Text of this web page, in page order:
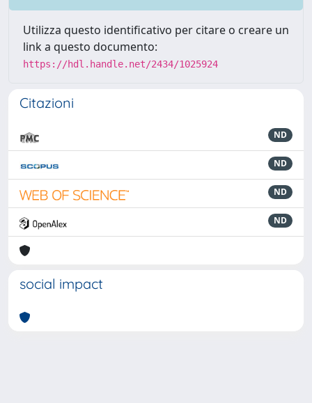
Utilizza questo identificativo per citare o creare un
link a questo documento:
https://hdl.handle.net/2434/1025924
Citazioni
ND
ND
ND
ND
social impact